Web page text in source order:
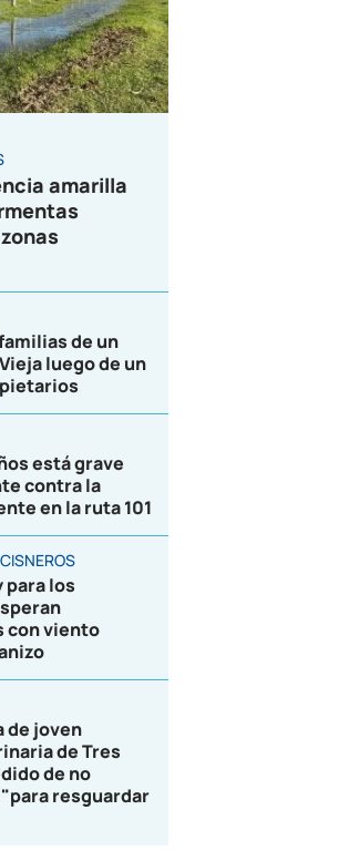
amarilla
de un
luego de un
está grave
contra la
en la ruta 101
para los
con viento
de joven
de Tres
de no
resguardar